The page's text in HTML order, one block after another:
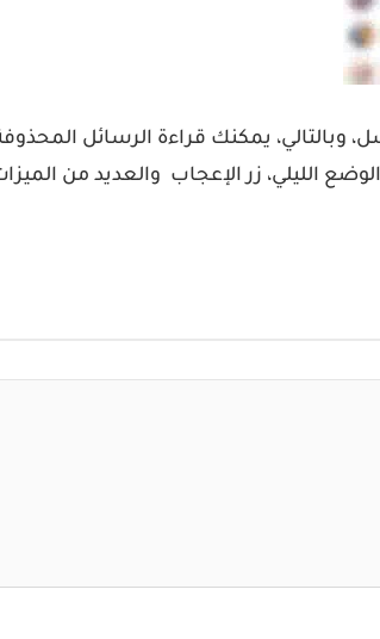
يمكنك قراءة الرسائل
الليلي، زر الإعجاب والعديد من